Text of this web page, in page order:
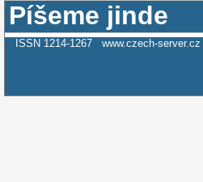
Píšeme jinde
ISSN 1214-1267 www.czech-server.cz